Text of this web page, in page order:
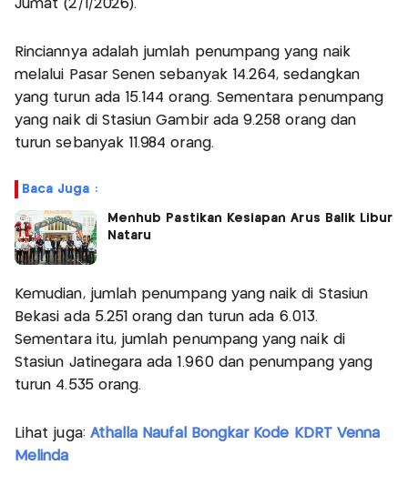
Jumat (2/1/2026).
Rinciannya adalah jumlah penumpang yang naik
melalui Pasar Senen sebanyak 14.264, sedangkan
yang turun ada 15.144 orang. Sementara penumpang
yang naik di Stasiun Gambir ada 9.258 orang dan
turun sebanyak 11.984 orang.
Baca Juga :
Menhub Pastikan Kesiapan Arus Balik Libur
Nataru
Kemudian, jumlah penumpang yang naik di Stasiun
Bekasi ada 5.251 orang dan turun ada 6.013.
Sementara itu, jumlah penumpang yang naik di
Stasiun Jatinegara ada 1.960 dan penumpang yang
turun 4.535 orang.
Lihat juga: Athalla Naufal Bongkar Kode KDRT Venna
Melinda